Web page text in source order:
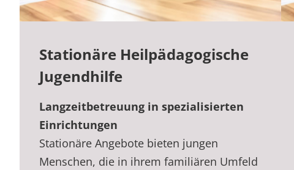
Stationäre Heilpädagogische
Jugendhilfe
Langzeitbetreuung in spezialisierten
Einrichtungen
Stationäre Angebote bieten jungen
Menschen, die in ihrem familiären Umfeld